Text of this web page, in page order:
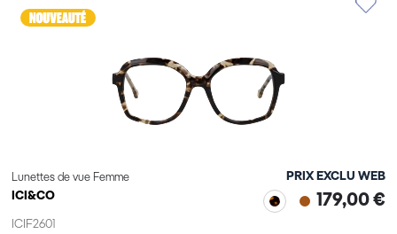
Lunettes de vue Femme
ICI&CO
ICIF2601
PRIX EXCLU WEB
179,00 €